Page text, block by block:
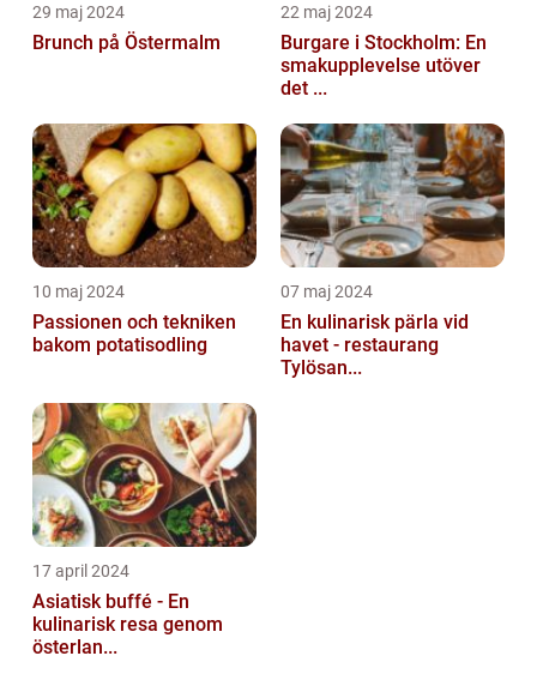
29 maj 2024
Brunch på Östermalm
22 maj 2024
Burgare i Stockholm: En
smakupplevelse utöver
det ...
10 maj 2024
Passionen och tekniken
bakom potatisodling
07 maj 2024
En kulinarisk pärla vid
havet - restaurang
Tylösan...
17 april 2024
Asiatisk buffé - En
kulinarisk resa genom
österlan...